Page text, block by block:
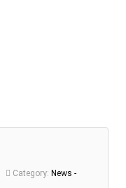
Category: News -